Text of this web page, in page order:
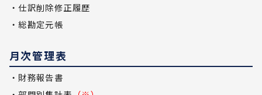
・仕訳削除修正履歴
・総勘定元帳
月次管理表
・財務報告書